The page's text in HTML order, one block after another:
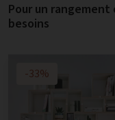
Pour un
besoins
-33%